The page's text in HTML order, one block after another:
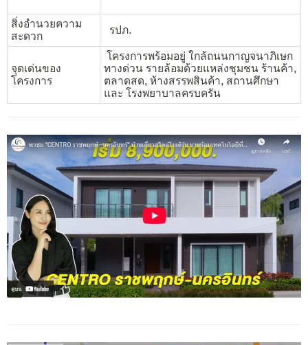
สิ่งอำนวยความ
สะดวก
รปภ.
จุดเด่นของ
โครงการ
โครงการพร้อมอยู่ ใกล้ถนนกาญจนาภิเษก
ทางด่วน รายล้อมด้วยแหล่งชุมชน ร้านค้า,
ตลาดสด, ห้างสรรพสินค้า, สถานศึกษา
และ โรงพยาบาลครบครัน